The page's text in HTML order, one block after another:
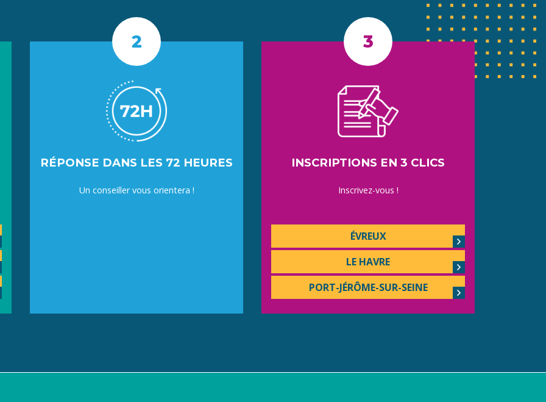
RÉPONSE DANS LES 72 HEURES
Un conseiller vous orientera !
INSCRIPTIONS EN 3 CLICS
Inscrivez-vous !
ÉVREUX
LE HAVRE
PORT-JÉRÔME-SUR-SEINE